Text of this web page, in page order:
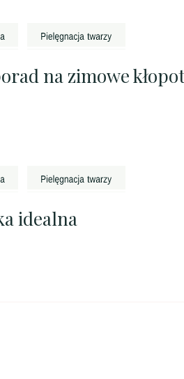
na zimowe
idealna